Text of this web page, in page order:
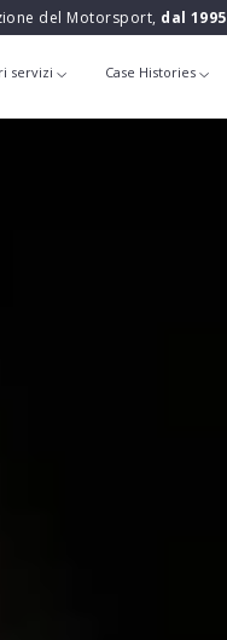
del Motorsport, dal 1995
servizi Case Histories